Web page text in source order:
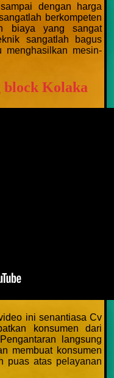
dengan harga
berkompeten
biaya yang sangat
sangatlah bagus
menghasilkan mesin-
block Kolaka
ini senantiasa Cv
konsumen dari
langsung
membuat konsumen
puas atas pelayanan